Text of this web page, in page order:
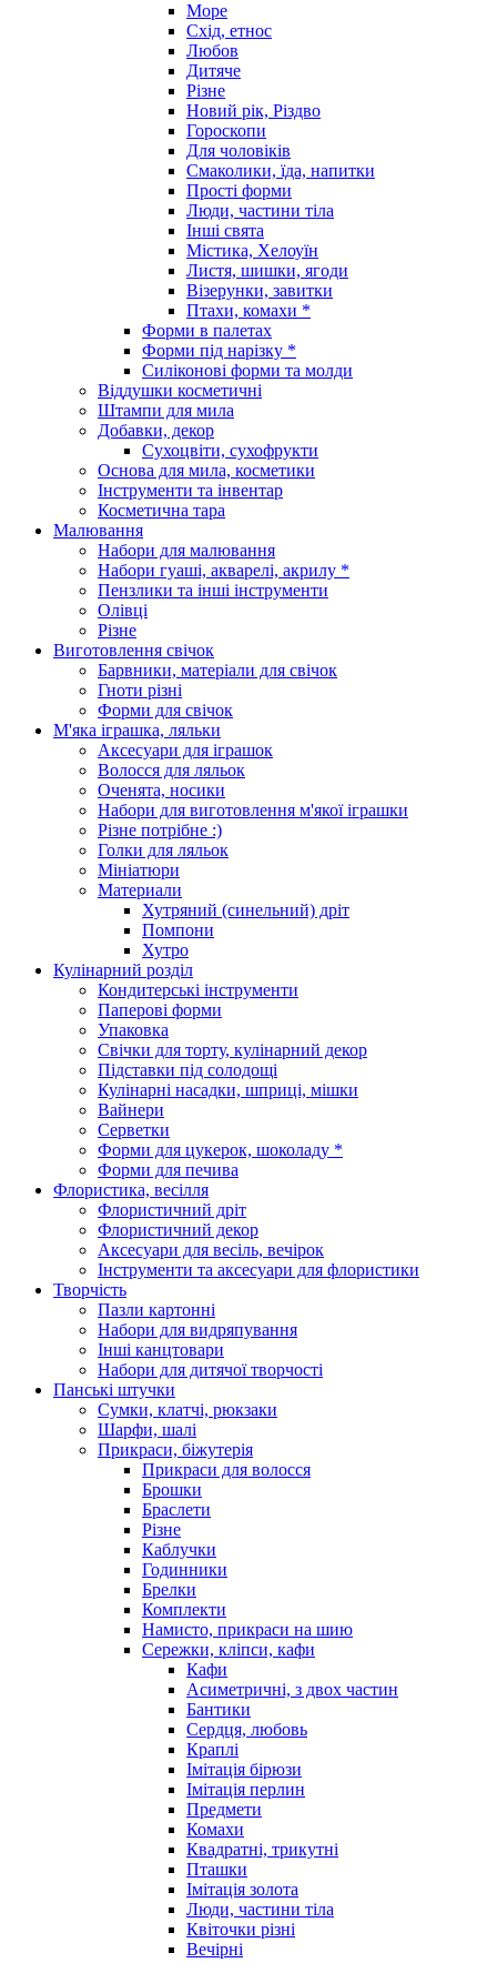
Море
Схід, етнос
Любов
Дитяче
Різне
Новий рік, Різдво
Гороскопи
Для чоловіків
Смаколики, їда, напитки
Прості форми
Люди, частини тіла
Інші свята
Містика, Хелоуїн
Листя, шишки, ягоди
Візерунки, завитки
Птахи, комахи *
Форми в палетах
Форми під нарізку *
Силіконові форми та молди
Віддушки косметичні
Штампи для мила
Добавки, декор
Сухоцвіти, сухофрукти
Основа для мила, косметики
Інструменти та інвентар
Косметична тара
Малювання
Набори для малювання
Набори гуаші, акварелі, акрилу *
Пензлики та інші інструменти
Олівці
Різне
Виготовлення свічок
Барвники, матеріали для свічок
Гноти різні
Форми для свічок
М'яка іграшка, ляльки
Аксесуари для іграшок
Волосся для ляльок
Оченята, носики
Набори для виготовлення м'якої іграшки
Різне потрібне :)
Голки для ляльок
Мініатюри
Материали
Хутряний (синельний) дріт
Помпони
Хутро
Кулінарний розділ
Кондитерські інструменти
Паперові форми
Упаковка
Свічки для торту, кулінарний декор
Підставки під солодощі
Кулінарні насадки, шприці, мішки
Вайнери
Серветки
Форми для цукерок, шоколаду *
Форми для печива
Флористика, весілля
Флористичний дріт
Флористичний декор
Аксесуари для весіль, вечірок
Інструменти та аксесуари для флористики
Творчість
Пазли картонні
Набори для видряпування
Інші канцтовари
Набори для дитячої творчості
Панські штучки
Сумки, клатчі, рюкзаки
Шарфи, шалі
Прикраси, біжутерія
Прикраси для волосся
Брошки
Браслети
Різне
Каблучки
Годинники
Брелки
Комплекти
Намисто, прикраси на шию
Сережки, кліпси, кафи
Кафи
Асиметричні, з двох частин
Бантики
Сердця, любовь
Краплі
Імітація бірюзи
Імітація перлин
Предмети
Комахи
Квадратні, трикутні
Пташки
Імітація золота
Люди, частини тіла
Квіточки різні
Вечірні